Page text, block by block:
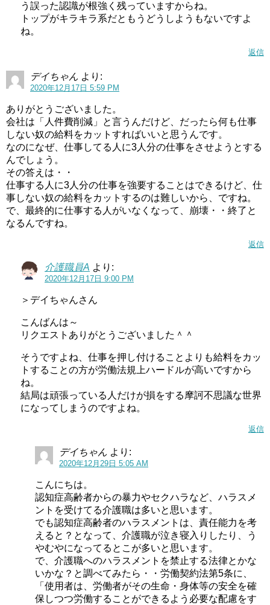
う誤った認識が根強く残っていますからね。
トップがキラキラ系だともうどうしようもないですよ
ね。
返信
デイちゃん より:
2020年12月17日 5:59 PM
ありがとうございました。
会社は「人件費削減」と言うんだけど、だったら何も仕事
しない奴の給料をカットすればいいと思うんです。
なのになぜ、仕事してる人に3人分の仕事をさせようとする
んでしょう。
その答えは・・
仕事する人に3人分の仕事を強要することはできるけど、仕
事しない奴の給料をカットするのは難しいから、ですね。
で、最終的に仕事する人がいなくなって、崩壊・・終了と
なるんですね。
返信
介護職員A より:
2020年12月17日 9:00 PM
＞デイちゃんさん
こんばんは～
リクエストありがとうございました＾＾
そうですよね、仕事を押し付けることよりも給料をカッ
トすることの方が労働法規上ハードルが高いですから
ね。
結局は頑張っている人だけが損をする摩訶不思議な世界
になってしまうのですよね。
返信
デイちゃん より:
2020年12月29日 5:05 AM
こんにちは。
認知症高齢者からの暴力やセクハラなど、ハラスメ
ントを受けてる介護職は多いと思います。
でも認知症高齢者のハラスメントは、責任能力を考
えると？となって、介護職が泣き寝入りしたり、う
やむやになってるとこが多いと思います。
で、介護職へのハラスメントを禁止する法律とかな
いかな？と調べてみたら・・労働契約法第5条に、
「使用者は、労働者がその生命・身体等の安全を確
保しつつ労働することができるよう必要な配慮をす